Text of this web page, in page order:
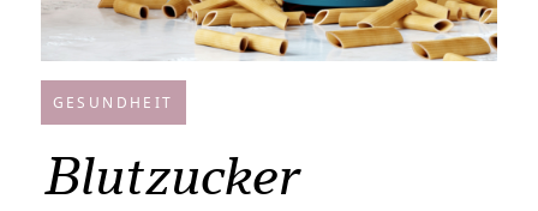
GESUNDHEIT
Blutzucker